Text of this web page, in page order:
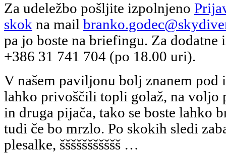
Za udeležbo pošljite izpolnjeno
skok na mail
pa jo boste na briefingu. Za
+386 31 741 704 (po 18.00 uri).
V našem paviljonu bolj znanem pod
lahko privoščili topli golaž, na voljo
in druga pijača, tako se boste lahko
tudi če bo mrzlo. Po skokih sledi
plesalke, ššššššššššš …